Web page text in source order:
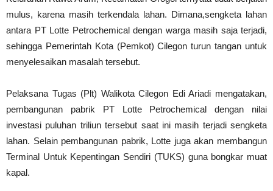
mulus, karena masih terkendala lahan. Dimana,sengketa lahan
antara PT Lotte Petrochemical dengan warga masih saja terjadi,
sehingga Pemerintah Kota (Pemkot) Cilegon turun tangan untuk
menyelesaikan masalah tersebut.
Pelaksana Tugas (Plt) Walikota Cilegon Edi Ariadi mengatakan,
pembangunan pabrik PT Lotte Petrochemical dengan nilai
investasi puluhan triliun tersebut saat ini masih terjadi sengketa
lahan. Selain pembangunan pabrik, Lotte juga akan membangun
Terminal Untuk Kepentingan Sendiri (TUKS) guna bongkar muat
kapal.